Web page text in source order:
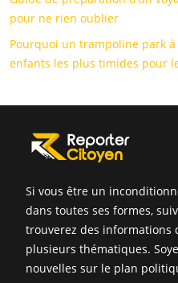
pour ne rien oublier
Pourquoi un trampoline park
enfants les plus timides pour
Si vous être un
dans toutes ses formes,
trouverez des informations
plusieurs thématiques.
nouvelles sur le plan